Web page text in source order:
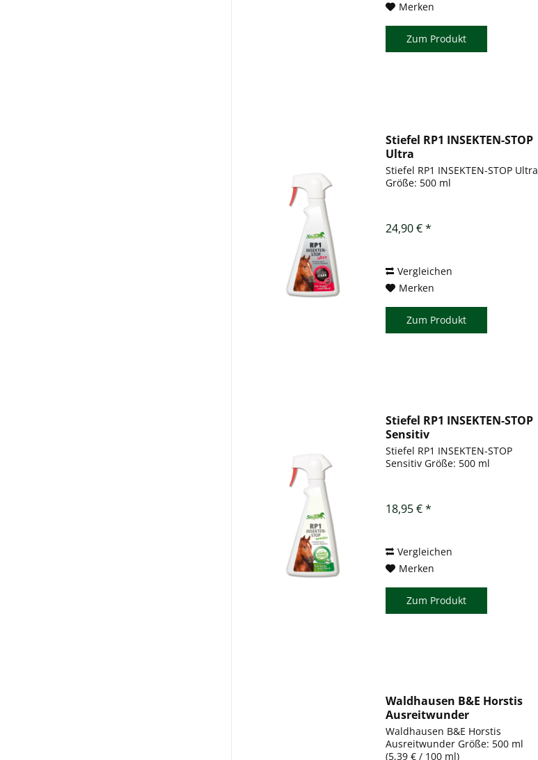
Merken
Zum Produkt
Stiefel RP1 INSEKTEN-STOP
Ultra
Stiefel RP1 INSEKTEN-STOP Ultra
Größe: 500 ml
24,90 € *
Vergleichen
Merken
Zum Produkt
Stiefel RP1 INSEKTEN-STOP
Sensitiv
Stiefel RP1 INSEKTEN-STOP
Sensitiv Größe: 500 ml
18,95 € *
Vergleichen
Merken
Zum Produkt
Waldhausen B&E Horstis
Ausreitwunder
Waldhausen B&E Horstis
Ausreitwunder Größe: 500 ml
(5,39 € / 100 ml)